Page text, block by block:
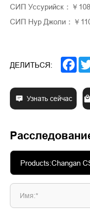
СИП Уссурийск：￥
СИП Нур Джоли：￥
ДЕЛИТЬСЯ:
Узнать сейчас
Имя:*